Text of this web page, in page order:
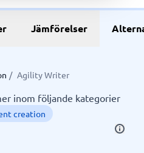
Jämförelser
/ Agility Writer
inom följande kategorier
creation